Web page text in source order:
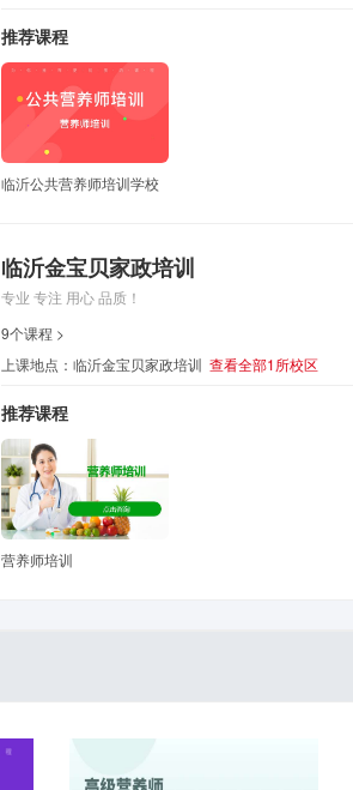
推荐课程
临沂公共营养师培训学校
临沂金宝贝家政培训
专业 专注 用心 品质！
9个课程 >
上课地点：临沂金宝贝家政培训 查看全部1所校区
推荐课程
营养师培训